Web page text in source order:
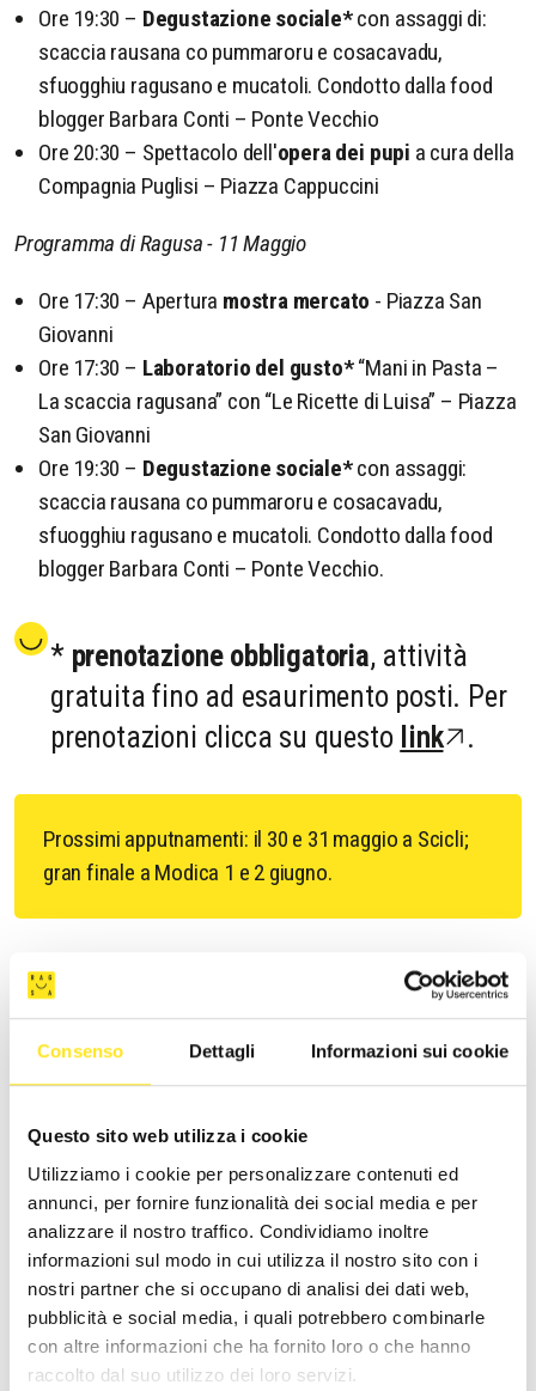
Consenso Dettagli Informazioni sui cookie
Questo sito web utilizza i cookie
Utilizziamo i cookie per personalizzare contenuti ed
annunci, per fornire funzionalità dei social media e per
analizzare il nostro traffico. Condividiamo inoltre
informazioni sul modo in cui utilizza il nostro sito con i
nostri partner che si occupano di analisi dei dati web,
pubblicità e social media, i quali potrebbero combinarle
con altre informazioni che ha fornito loro o che hanno
raccolto dal suo utilizzo dei loro servizi.
Ore 19:30 – Degustazione sociale*con assaggi di:
scaccia rausana co pummaroru e cosacavadu,
sfuogghiu ragusano e mucatoli. Condotto dalla food
blogger Barbara Conti – Ponte Vecchio
Ore 20:30 – Spettacolo dell'opera dei pupi a cura della
Compagnia Puglisi – Piazza Cappuccini
Programma di Ragusa - 11 Maggio
Ore 17:30 – Apertura mostra mercato - Piazza San
Giovanni
Ore 17:30 – Laboratorio del gusto*“Mani in Pasta –
La scaccia ragusana” con “Le Ricette di Luisa” – Piazza
San Giovanni
Ore 19:30 – Degustazione sociale*con assaggi:
scaccia rausana co pummaroru e cosacavadu,
sfuogghiu ragusano e mucatoli. Condotto dalla food
blogger Barbara Conti – Ponte Vecchio.
* prenotazione obbligatoria, attività
gratuita fino ad esaurimento posti. Per
prenotazioni clicca su questo link .
Prossimi apputnamenti: il 30 e 31 maggio a Scicli;
gran finale a Modica 1 e 2 giugno.
ALTRI EVENTI SIMILI